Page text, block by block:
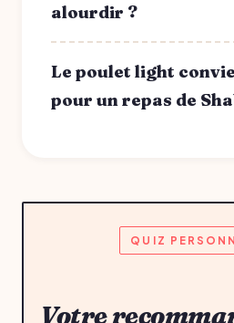
alourdir ?
Le poulet light
pour un repas de
QUIZ
Votre